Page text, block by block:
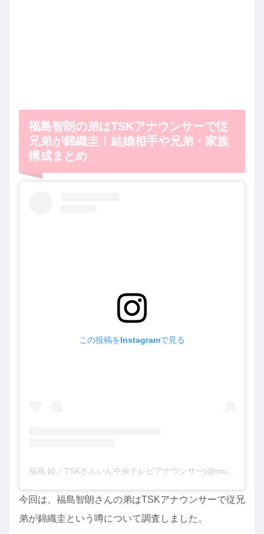
福島智朗の弟はTSKアナウンサーで従
兄弟が錦織圭！結婚相手や兄弟・家族
構成まとめ
この投稿をInstagramで見る
今回は、福島智朗さんの弟はTSKアナウンサーで従兄
弟が錦織圭という噂について調査しました。